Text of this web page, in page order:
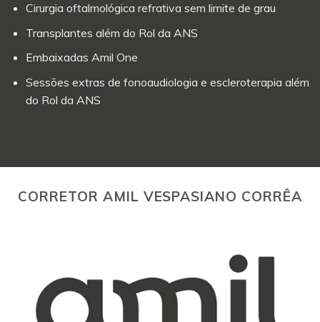
Cirurgia oftalmológica refrativa sem limite de grau
Transplantes além do Rol da ANS
Embaixadas Amil One
Sessões extras de fonoaudiologia e escleroterapia além
do Rol da ANS
CORRETOR AMIL VESPASIANO CORRÊA